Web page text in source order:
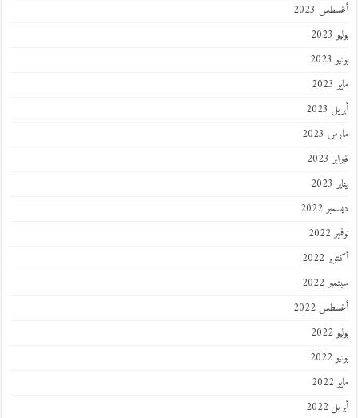
أغسطس 2023
يوليو 2023
يونيو 2023
مايو 2023
أبريل 2023
مارس 2023
فبراير 2023
يناير 2023
ديسمبر 2022
نوفمبر 2022
أكتوبر 2022
سبتمبر 2022
أغسطس 2022
يوليو 2022
يونيو 2022
مايو 2022
أبريل 2022